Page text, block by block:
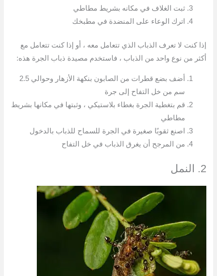
ثبت الغلاف في مكانه بشريط مطاطي
اترك الوعاء على المنضدة في مطبخك
إذا كنت لا تعرف الذباب الذي تتعامل معه ، أو إذا كنت تتعامل مع
أكثر من نوع واحد من الذباب ، فاستخدم مصيدة ذباب الجرة هذه:
أضف بضع قطرات من الصابون بنكهة الأزهار وحوالي 2.5
سم من خل التفاح إلى جرة
قم بتغطية الجرة بغطاء بلاستيكي ، وثبتها في مكانها بشريط
مطاطي
اصنع ثقوبًا صغيرة في الجرة للسماح للذباب بالدخول
من المرجح أن يغرق الذباب في خل التفاح
2. النمل